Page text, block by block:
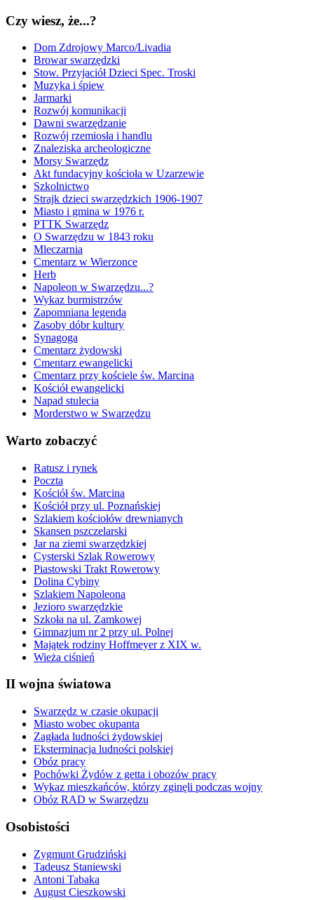
Czy wiesz, że...?
Dom Zdrojowy Marco/Livadia
Browar swarzędzki
Stow. Przyjaciół Dzieci Spec. Troski
Muzyka i śpiew
Jarmarki
Rozwój komunikacji
Dawni swarzędzanie
Rozwój rzemiosła i handlu
Znaleziska archeologiczne
Morsy Swarzędz
Akt fundacyjny kościoła w Uzarzewie
Szkolnictwo
Strajk dzieci swarzędzkich 1906-1907
Miasto i gmina w 1976 r.
PTTK Swarzędz
O Swarzędzu w 1843 roku
Mleczarnia
Cmentarz w Wierzonce
Herb
Napoleon w Swarzędzu...?
Wykaz burmistrzów
Zapomniana legenda
Zasoby dóbr kultury
Synagoga
Cmentarz żydowski
Cmentarz ewangelicki
Cmentarz przy kościele św. Marcina
Kościół ewangelicki
Napad stulecia
Morderstwo w Swarzędzu
Warto zobaczyć
Ratusz i rynek
Poczta
Kościół św. Marcina
Kościół przy ul. Poznańskiej
Szlakiem kościołów drewnianych
Skansen pszczelarski
Jar na ziemi swarzędzkiej
Cysterski Szlak Rowerowy
Piastowski Trakt Rowerowy
Dolina Cybiny
Szlakiem Napoleona
Jezioro swarzędzkie
Szkoła na ul. Zamkowej
Gimnazjum nr 2 przy ul. Polnej
Majątek rodziny Hoffmeyer z XIX w.
Wieża ciśnień
II wojna światowa
Swarzędz w czasie okupacji
Miasto wobec okupanta
Zagłada ludności żydowskiej
Eksterminacja ludności polskiej
Obóz pracy
Pochówki Żydów z getta i obozów pracy
Wykaz mieszkańców, którzy zginęli podczas wojny
Obóz RAD w Swarzędzu
Osobistości
Zygmunt Grudziński
Tadeusz Staniewski
Antoni Tabaka
August Cieszkowski